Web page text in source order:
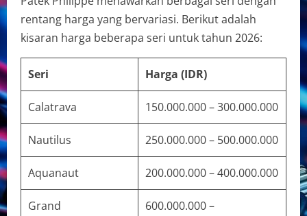
rentang harga yang bervariasi. Berikut adalah
kisaran harga beberapa seri untuk tahun 2026:
Seri Harga (IDR)
Calatrava 150.000.000 – 300.000.000
Nautilus 250.000.000 – 500.000.000
Aquanaut 200.000.000 – 400.000.000
Grand
600.000.000 –